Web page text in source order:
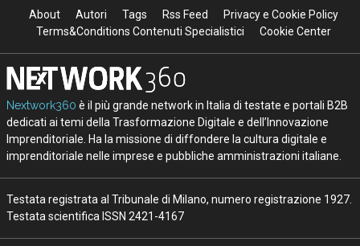
About Autori Tags Rss Feed
Privacy e Cookie Policy
Terms&Conditions Contenuti Specialistici
Cookie Center
Nextwork360 è il più grande network in Italia di testate e portali B2B
dedicati ai temi della Trasformazione Digitale e dell’Innovazione
Imprenditoriale. Ha la missione di diffondere la cultura digitale e
imprenditoriale nelle imprese e pubbliche amministrazioni italiane.
Testata registrata al Tribunale di Milano, numero registrazione 1927.
Testata scientifica ISSN 2421-4167